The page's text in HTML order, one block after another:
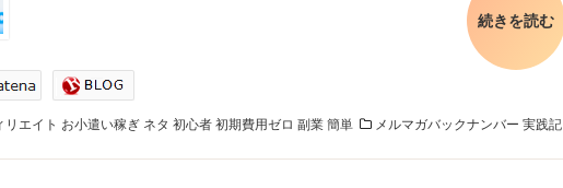
続きを読む
リエイト お小遣い稼ぎ ネタ 初心者 初期費用ゼロ 副業 簡単 メルマガバックナンバー 実践記